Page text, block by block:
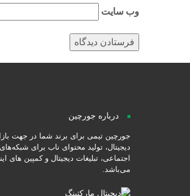
وب‌ سایت
درباره جورچین
جورچین تیمی برای برند شما در جهت
دیجیتال، تولید محتوای ناب برای شبکه‌های
اجتماعی، تبلیغات دیجیتال و کمپین های
می‌باشد.